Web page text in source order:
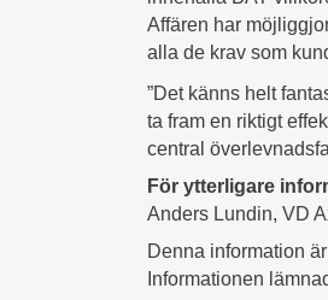
Affären har
alla de krav som
”Det känns helt
ta fram en riktigt
central
För ytterligare
Anders Lundin, VD
Denna information
Informationen